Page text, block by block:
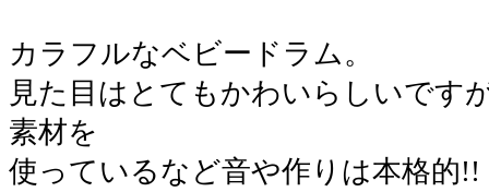
カラフルなベビードラム。
見た目はとてもかわいらしいです
素材を
使っているなど音や作りは本格的!!